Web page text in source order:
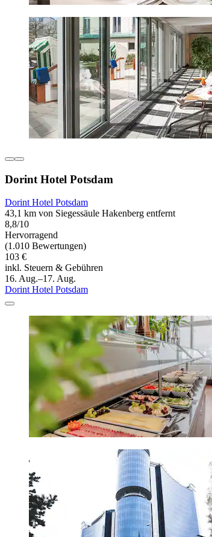
Dorint Hotel Potsdam
Dorint Hotel Potsdam
43,1 km von Siegessäule Hakenberg entfernt
8,8/10
Hervorragend
(1.010 Bewertungen)
103 €
inkl. Steuern & Gebühren
16. Aug.–17. Aug.
Dorint Hotel Potsdam